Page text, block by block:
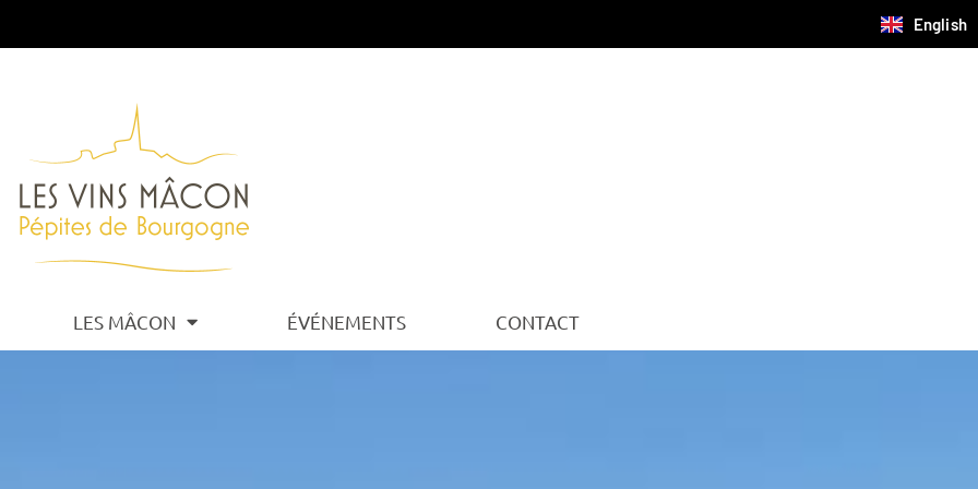
English
LES MÂCON ÉVÉNEMENTS CONTACT